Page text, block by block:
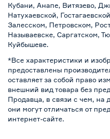
Кубани, Анапе, Витязево,
Натухаевской,
Залесском, Петровском,
Называевске, Саргатском,
Куйбышеве.
*Все характеристики и
предоставлены
оставляет за собой право
внешний вид товара без
Продавца, в связи с чем, на
они могут отличаться от
интернет-сайте.